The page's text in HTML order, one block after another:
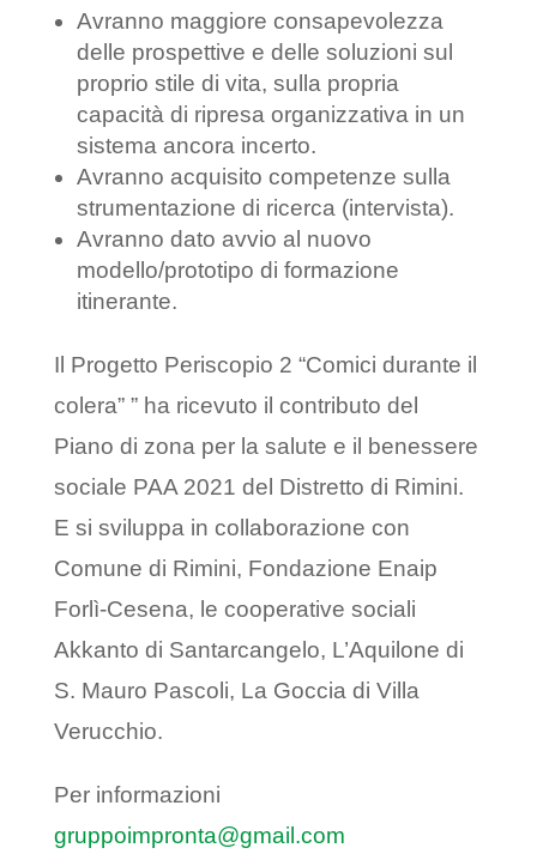
Avranno maggiore consapevolezza
delle prospettive e delle soluzioni sul
proprio stile di vita, sulla propria
capacità di ripresa organizzativa in un
sistema ancora incerto.
Avranno acquisito competenze sulla
strumentazione di ricerca (intervista).
Avranno dato avvio al nuovo
modello/prototipo di formazione
itinerante.
Il Progetto Periscopio 2 “Comici durante il
colera” ” ha ricevuto il contributo del
Piano di zona per la salute e il benessere
sociale PAA 2021 del Distretto di Rimini.
E si sviluppa in collaborazione con
Comune di Rimini, Fondazione Enaip
Forlì-Cesena, le cooperative sociali
Akkanto di Santarcangelo, L’Aquilone di
S. Mauro Pascoli, La Goccia di Villa
Verucchio.
Per informazioni
gruppoimpronta@gmail.com